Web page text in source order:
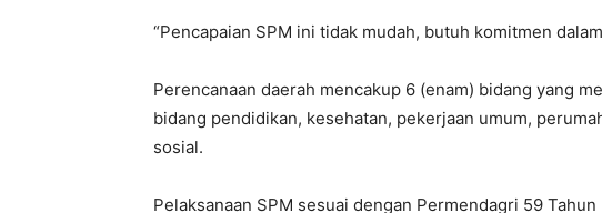
“Pencapaian SPM ini tidak mudah, butuh komitmen
Perencanaan daerah mencakup 6 (enam) bidang yang
bidang pendidikan, kesehatan, pekerjaan umum,
sosial.
Pelaksanaan SPM sesuai dengan Permendagri 59